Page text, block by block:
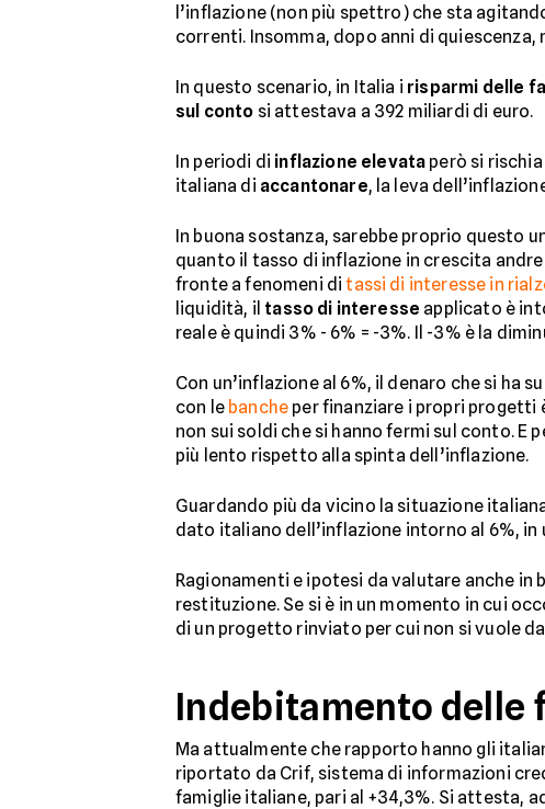
l’inflazione (non più spettro) che sta
correnti. Insomma, dopo anni di
In questo scenario, in Italia i risparmi delle
sul conto si attestava a 392 miliardi di euro.
In periodi di inflazione elevata però si
italiana di accantonare, la leva
In buona sostanza, sarebbe proprio questo
quanto il tasso di inflazione in crescita
fronte a fenomeni ditassi di interesse in
liquidità, il tasso di interesse applicato è
reale è quindi 3% - 6% = -3%. Il -3% è la
Con un’inflazione al 6%, il denaro che si ha
con le banche per finanziare i propri progetti
non sui soldi che si hanno fermi sul conto.
più lento rispetto alla spinta dell’inflazione.
Guardando più da vicino la situazione
dato italiano dell’inflazione intorno al 6%,
Ragionamenti e ipotesi da valutare anche in
restituzione. Se si è in un momento in cui
di un progetto rinviato per cui non si vuole
Indebitamento delle
Ma attualmente che rapporto hanno gli
riportato da Crif, sistema di informazioni
famiglie italiane, pari al +34,3%. Si attesta,